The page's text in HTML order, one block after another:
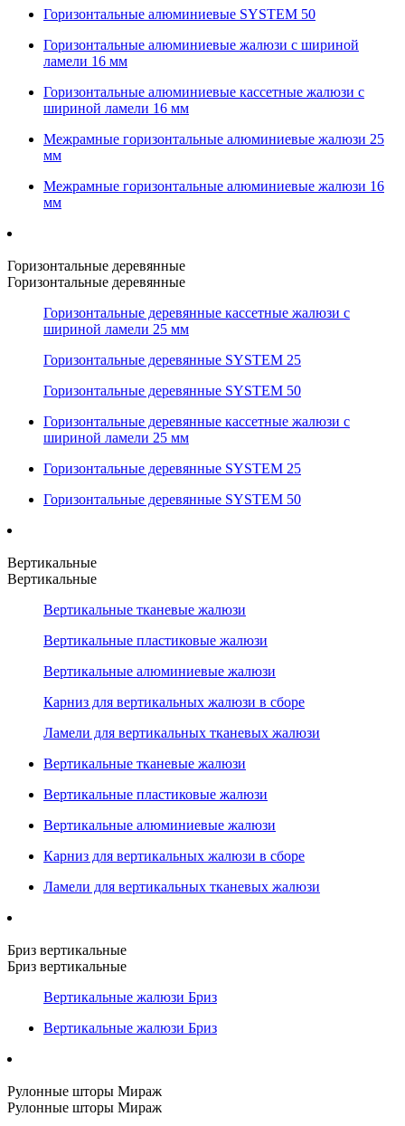
Горизонтальные алюминиевые SYSTEM 50
Горизонтальные алюминиевые жалюзи с шириной
ламели 16 мм
Горизонтальные алюминиевые кассетные жалюзи с
шириной ламели 16 мм
Межрамные горизонтальные алюминиевые жалюзи 25
мм
Межрамные горизонтальные алюминиевые жалюзи 16
мм
Горизонтальные деревянные
Горизонтальные деревянные
Горизонтальные деревянные кассетные жалюзи с
шириной ламели 25 мм
Горизонтальные деревянные SYSTEM 25
Горизонтальные деревянные SYSTEM 50
Горизонтальные деревянные кассетные жалюзи с
шириной ламели 25 мм
Горизонтальные деревянные SYSTEM 25
Горизонтальные деревянные SYSTEM 50
Вертикальные
Вертикальные
Вертикальные тканевые жалюзи
Вертикальные пластиковые жалюзи
Вертикальные алюминиевые жалюзи
Карниз для вертикальных жалюзи в сборе
Ламели для вертикальных тканевых жалюзи
Вертикальные тканевые жалюзи
Вертикальные пластиковые жалюзи
Вертикальные алюминиевые жалюзи
Карниз для вертикальных жалюзи в сборе
Ламели для вертикальных тканевых жалюзи
Бриз вертикальные
Бриз вертикальные
Вертикальные жалюзи Бриз
Вертикальные жалюзи Бриз
Рулонные шторы Мираж
Рулонные шторы Мираж